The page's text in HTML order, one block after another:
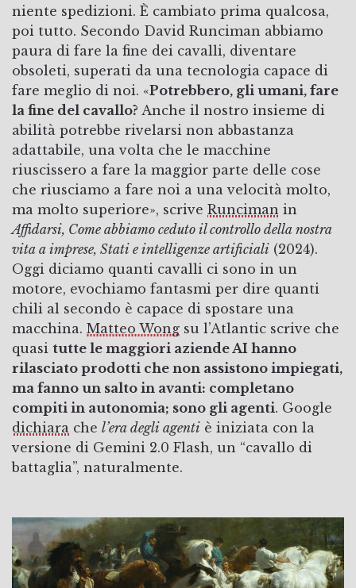
niente spedizioni. È cambiato prima qualcosa,
poi tutto. Secondo David Runciman abbiamo
paura di fare la fine dei cavalli, diventare
obsoleti, superati da una tecnologia capace di
fare meglio di noi. «Potrebbero, gli umani, fare
la fine del cavallo? Anche il nostro insieme di
abilità potrebbe rivelarsi non abbastanza
adattabile, una volta che le macchine
riuscissero a fare la maggior parte delle cose
che riusciamo a fare noi a una velocità molto,
ma molto superiore», scrive Runciman in
Affidarsi, Come abbiamo ceduto il controllo della nostra
vita a imprese, Stati e intelligenze artificiali (2024).
Oggi diciamo quanti cavalli ci sono in un
motore, evochiamo fantasmi per dire quanti
chili al secondo è capace di spostare una
macchina. Matteo Wong su l’Atlantic scrive che
quasi tutte le maggiori aziende AI hanno
rilasciato prodotti che non assistono impiegati,
ma fanno un salto in avanti: completano
compiti in autonomia; sono gli agenti. Google
dichiara che l’era degli agenti è iniziata con la
versione di Gemini 2.0 Flash, un “cavallo di
battaglia”, naturalmente.